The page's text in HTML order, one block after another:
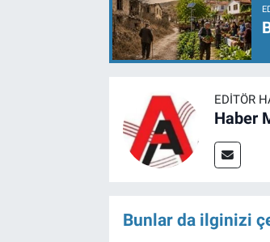
EDITÖR
Haber
Bunlar da ilginizi